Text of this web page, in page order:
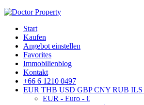
Start
Kaufen
Angebot einstellen
Favorites
Immobilienblog
Kontakt
+66 6 1210 0497
EUR THB USD GBP CNY RUB ILS
EUR - Euro - €